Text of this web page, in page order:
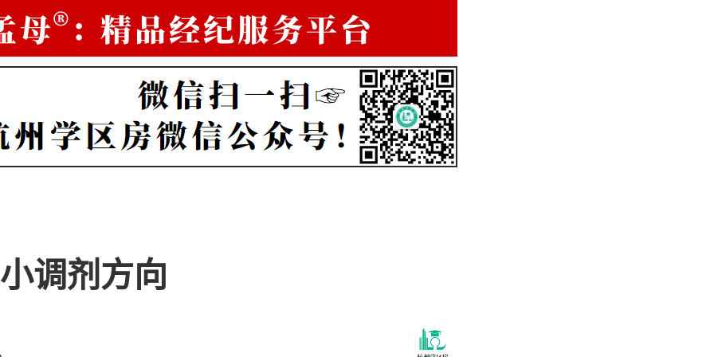
调剂方向